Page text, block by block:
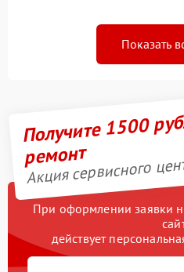
Показать
Получите 1500
ремонт
Акция сервисного
При оформлении заявки
действует